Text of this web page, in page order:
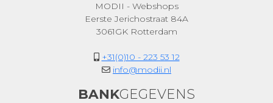
MODII - Webshops
Eerste Jerichostraat 84A
3061GK Rotterdam
+31(0)10 - 223 53 12
info@modii.nl
BANKGEGEVENS